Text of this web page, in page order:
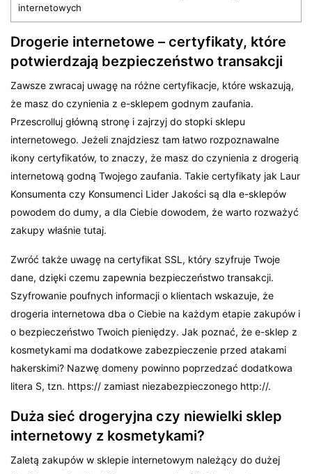
internetowych
Drogerie internetowe – certyfikaty, które
potwierdzają bezpieczeństwo transakcji
Zawsze zwracaj uwagę na różne certyfikacje, które wskazują,
że masz do czynienia z e-sklepem godnym zaufania.
Przescrolluj główną stronę i zajrzyj do stopki sklepu
internetowego. Jeżeli znajdziesz tam łatwo rozpoznawalne
ikony certyfikatów, to znaczy, że masz do czynienia z drogerią
internetową godną Twojego zaufania. Takie certyfikaty jak Laur
Konsumenta czy Konsumenci Lider Jakości są dla e-sklepów
powodem do dumy, a dla Ciebie dowodem, że warto rozważyć
zakupy właśnie tutaj.
Zwróć także uwagę na certyfikat SSL, który szyfruje Twoje
dane, dzięki czemu zapewnia bezpieczeństwo transakcji.
Szyfrowanie poufnych informacji o klientach wskazuje, że
drogeria internetowa dba o Ciebie na każdym etapie zakupów i
o bezpieczeństwo Twoich pieniędzy. Jak poznać, że e-sklep z
kosmetykami ma dodatkowe zabezpieczenie przed atakami
hakerskimi? Nazwę domeny powinno poprzedzać dodatkowa
litera S, tzn. https:// zamiast niezabezpieczonego http://.
Duża sieć drogeryjna czy niewielki sklep
internetowy z kosmetykami?
Zaletą zakupów w sklepie internetowym należący do dużej